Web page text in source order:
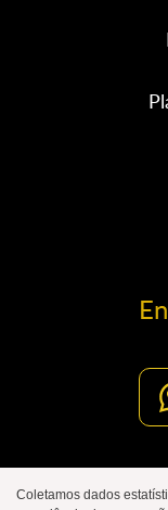
Coletamos dados